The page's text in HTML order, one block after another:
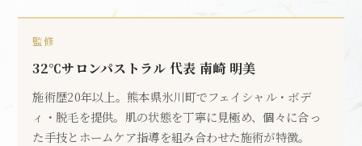
監修
32℃サロンパストラル 代表 南崎 明美
施術歴20年以上。熊本県氷川町でフェイシャル・ボデ
ィ・脱毛を提供。肌の状態を丁寧に見極め、個々に合っ
た手技とホームケア指導を組み合わせた施術が特徴。